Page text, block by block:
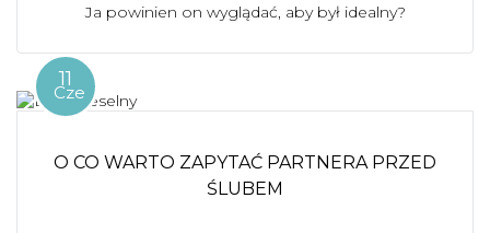
Ja powinien on wyglądać, aby był idealny?
11
Cze
O CO WARTO ZAPYTAĆ PARTNERA PRZED
ŚLUBEM